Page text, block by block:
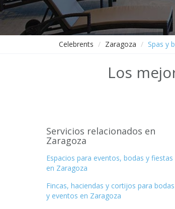
Celebrents Zaragoza Spas y
Los
Servicios relacionados en
Zaragoza
Espacios para eventos, bodas y fiestas
en Zaragoza
Fincas, haciendas y cortijos para bodas
y eventos en Zaragoza